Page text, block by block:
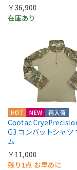
￥36,900
在庫あり
HOT NEW 再入荷
Cootac
G3 コンバットシャツ
ム
￥11,000
残り1点 お早めに